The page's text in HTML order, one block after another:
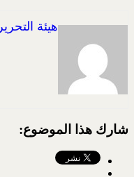
هيئة التحرير
شارك هذا الموضوع: